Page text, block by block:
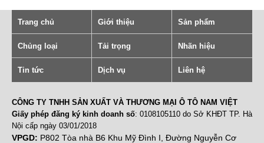
Trang chủ Giới thiệu Sản phẩm
Chủng loại Tải trọng Nhãn hiệu
Tin tức Dịch vụ Liên hệ
CÔNG TY TNHH SẢN XUẤT VÀ THƯƠNG MẠI Ô TÔ NAM VIỆT
Giấy phép đăng ký kinh doanh số: 0108105110 do Sở KHĐT TP. Hà
Nội cấp ngày 03/01/2018
VPGD: P802 Tòa nhà B6 Khu Mỹ Đình I, Đường Nguyễn Cơ